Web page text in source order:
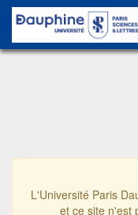
L'Université Paris
et ce site n'est